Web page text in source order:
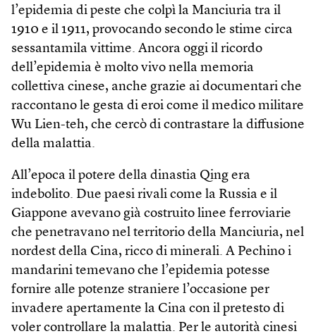
l’epidemia di peste che colpì la Manciuria tra il
1910 e il 1911, provocando secondo le stime circa
sessantamila vittime. Ancora oggi il ricordo
dell’epidemia è molto vivo nella memoria
collettiva cinese, anche grazie ai documentari che
raccontano le gesta di eroi come il medico militare
Wu Lien-teh, che cercò di contrastare la diffusione
della malattia.
All’epoca il potere della dinastia Qing era
indebolito. Due paesi rivali come la Russia e il
Giappone avevano già costruito linee ferroviarie
che penetravano nel territorio della Manciuria, nel
nordest della Cina, ricco di minerali. A Pechino i
mandarini temevano che l’epidemia potesse
fornire alle potenze straniere l’occasione per
invadere apertamente la Cina con il pretesto di
voler controllare la malattia. Per le autorità cinesi